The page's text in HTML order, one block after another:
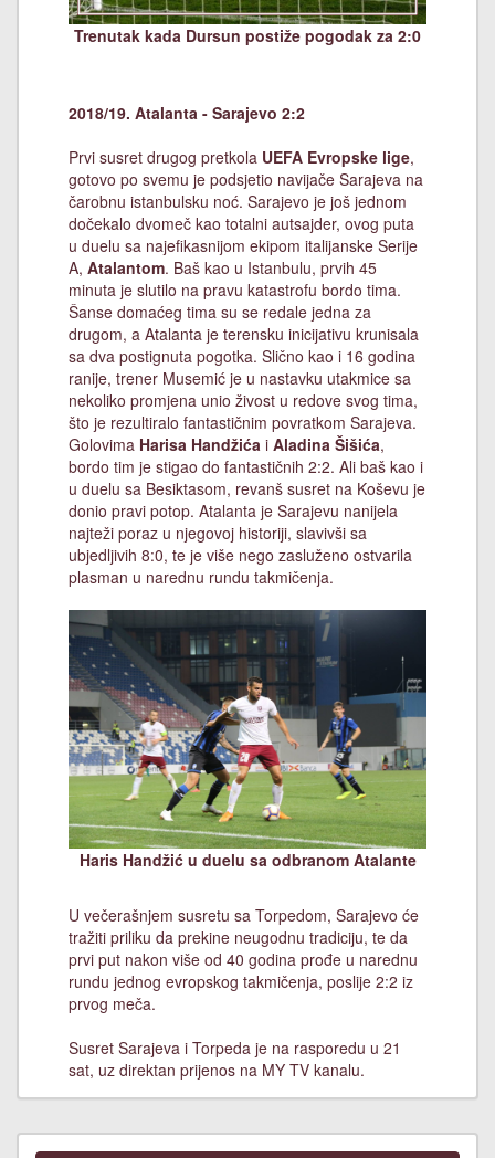
Trenutak kada Dursun postiže pogodak za 2:0
2018/19. Atalanta - Sarajevo 2:2
Prvi susret drugog pretkola UEFA Evropske lige,
gotovo po svemu je podsjetio navijače Sarajeva na
čarobnu istanbulsku noć. Sarajevo je još jednom
dočekalo dvomeč kao totalni autsajder, ovog puta
u duelu sa najefikasnijom ekipom italijanske Serije
A, Atalantom. Baš kao u Istanbulu, prvih 45
minuta je slutilo na pravu katastrofu bordo tima.
Šanse domaćeg tima su se redale jedna za
drugom, a Atalanta je terensku inicijativu krunisala
sa dva postignuta pogotka. Slično kao i 16 godina
ranije, trener Musemić je u nastavku utakmice sa
nekoliko promjena unio živost u redove svog tima,
što je rezultiralo fantastičnim povratkom Sarajeva.
Golovima Harisa Handžića i Aladina Šišića,
bordo tim je stigao do fantastičnih 2:2. Ali baš kao i
u duelu sa Besiktasom, revanš susret na Koševu je
donio pravi potop. Atalanta je Sarajevu nanijela
najteži poraz u njegovoj historiji, slavivši sa
ubjedljivih 8:0, te je više nego zasluženo ostvarila
plasman u narednu rundu takmičenja.
Haris Handžić u duelu sa odbranom Atalante
U večerašnjem susretu sa Torpedom, Sarajevo će
tražiti priliku da prekine neugodnu tradiciju, te da
prvi put nakon više od 40 godina prođe u narednu
rundu jednog evropskog takmičenja, poslije 2:2 iz
prvog meča.
Susret Sarajeva i Torpeda je na rasporedu u 21
sat, uz direktan prijenos na MY TV kanalu.